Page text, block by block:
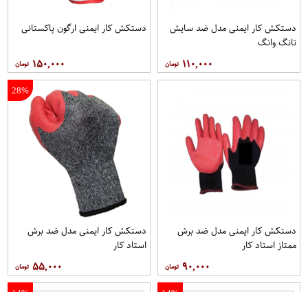
دستکش کار ایمنی مدل ضد سایش
تانگ وانگ
۱۱۰,۰۰۰
دستکش کار ایمنی ارگون پاکستانی
۱۵۰,۰۰۰
دستکش کار ایمنی مدل ضد برش
ممتاز استاد کار
۹۰,۰۰۰
28%
دستکش کار ایمنی مدل ضد برش
استاد کار
۵۵,۰۰۰